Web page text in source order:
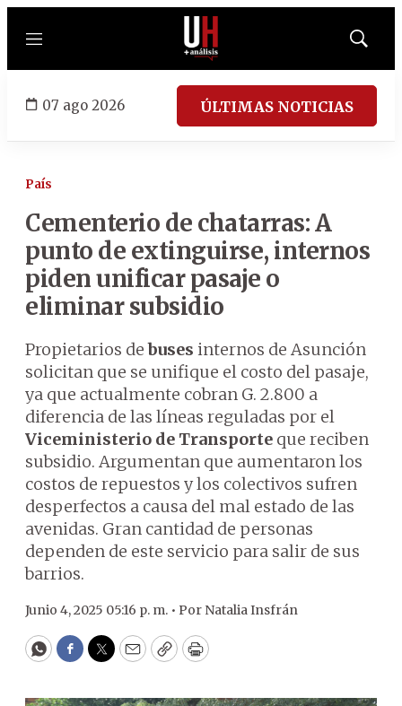
Menú
Mostrar
07 ago 2026 ÚLTIMAS NOTICIAS
País
Cementerio de chatarras: A
punto de extinguirse, internos
piden unificar pasaje o
eliminar subsidio
Propietarios debuses internos de Asunción
solicitan que se unifique el costo del pasaje,
ya que actualmente cobran G. 2.800 a
diferencia de las líneas reguladas por el
Viceministerio de Transporte que reciben
subsidio. Argumentan que aumentaron los
costos de repuestos y los colectivos sufren
desperfectos a causa del mal estado de las
avenidas. Gran cantidad de personas
dependen de este servicio para salir de sus
barrios.
Junio 4, 2025 05:16 p. m. • Por Natalia Insfrán
WhatsApp
Facebook
Twitter
EmailCopyPrint